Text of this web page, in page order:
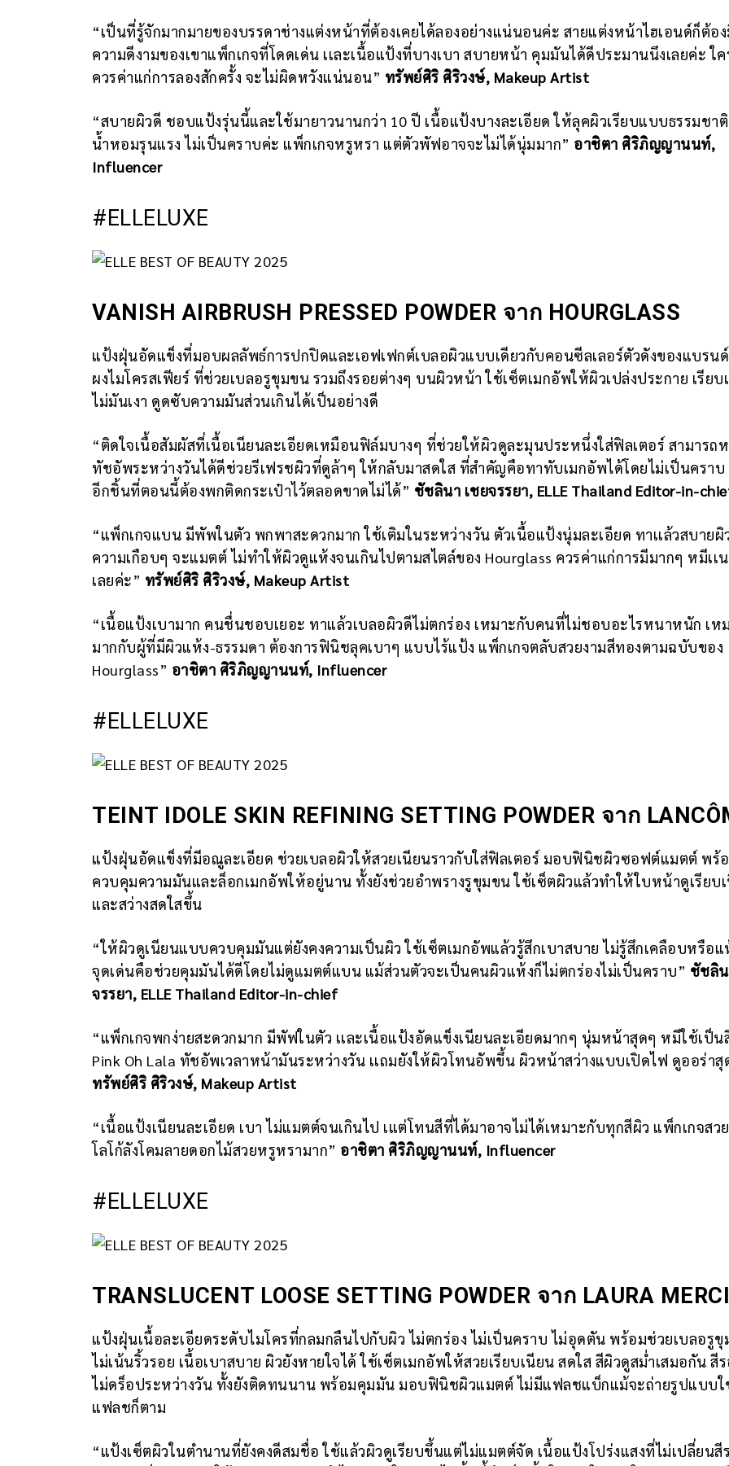
“เป็นที่รู้จักมากมายของบรรดาช่างแต่งหน้าที่ต้องเคยได้ลองอย่างแน่นอนค่ะ สายแต่งหน้าไฮเอนด์ก็ต้อ
ความดีงามของเขาแพ็กเกจที่โดดเด่น เเละเนื้อแป้งที่บางเบา สบายหน้า คุมมันได้ดีประมานนึงเลยค่ะ ใค
ควรค่าแก่การลองสักครั้ง จะไม่ผิดหวังแน่นอน” ทรัพย์ศิริ ศิริวงษ์, Makeup Artist
“สบายผิวดี ชอบแป้งรุ่นนี้และใช้มายาวนานกว่า 10 ปี เนื้อแป้งบางละเอียด ให้ลุคผิวเรียบแบบธรรมชา
น้ำหอมรุนแรง ไม่เป็นคราบค่ะ แพ็กเกจหรูหรา แต่ตัวพัฟอาจจะไม่ได้นุ่มมาก” อาชิตา ศิริภิญญานนท์,
Influencer
#ELLELUXE
VANISH AIRBRUSH PRESSED POWDER จาก HOURGLASS
แป้งฝุ่นอัดแข็งที่มอบผลลัพธ์การปกปิดและเอฟเฟกต์เบลอผิวแบบเดียวกับคอนซีลเลอร์ตัวดังของแบรน
ผงไมโครสเฟียร์ ที่ช่วยเบลอรูขุมขน รวมถึงรอยต่างๆ บนผิวหน้า ใช้เซ็ตเมกอัพให้ผิวเปล่งประกาย เรียบ
ไม่มันเงา ดูดซับความมันส่วนเกินได้เป็นอย่างดี
“ติดใจเนื้อสัมผัสที่เนื้อเนียนละเอียดเหมือนฟิล์มบางๆ ที่ช่วยให้ผิวดูละมุนประหนึ่งใส่ฟิลเตอร์ สามารถ
ทัชอัพระหว่างวันได้ดีช่วยรีเฟรชผิวที่ดูล้าๆ ให้กลับมาสดใส ที่สำคัญคือทาทับเมกอัพได้โดยไม่เป็นคราบ
อีกชิ้นที่ตอนนี้ต้องพกติดกระเป๋าไว้ตลอดขาดไม่ได้” ชัชลินา เชยจรรยา, ELLE Thailand Editor-in-
“แพ็กเกจแบน มีพัพในตัว พกพาสะดวกมาก ใช้เติมในระหว่างวัน ตัวเนื้อแป้งนุ่มละเอียด ทาเเล้วสบายผิ
ความเกือบๆ จะแมตต์ ไม่ทำให้ผิวดูแห้งจนเกินไปตามสไตล์ของ Hourglass ควรค่าแก่การมีมากๆ หมีเเ
เลยค่ะ” ทรัพย์ศิริ ศิริวงษ์, Makeup Artist
“เนื้อแป้งเบามาก คนชื่นชอบเยอะ ทาแล้วเบลอผิวดีไม่ตกร่อง เหมาะกับคนที่ไม่ชอบอะไรหนาหนัก เห
มากกับผู้ที่มีผิวแห้ง-ธรรมดา ต้องการฟินิชลุคเบาๆ แบบไร้แป้ง แพ็กเกจตลับสวยงามสีทองตามฉบับของ
Hourglass” อาชิตา ศิริภิญญานนท์, Influencer
#ELLELUXE
TEINT IDOLE SKIN REFINING SETTING POWDER จาก
แป้งฝุ่นอัดแข็งที่มีอณูละเอียด ช่วยเบลอผิวให้สวยเนียนราวกับใส่ฟิลเตอร์ มอบฟินิชผิวซอฟต์แมตต์ พร้
ควบคุมความมันและล็อกเมกอัพให้อยู่นาน ทั้งยังช่วยอำพรางรูขุมขน ใช้เซ็ตผิวแล้วทำให้ใบหน้าดูเรียบ
และสว่างสดใสขึ้น
“ให้ผิวดูเนียนแบบควบคุมมันแต่ยังคงความเป็นผิว ใช้เซ็ตเมกอัพแล้วรู้สึกเบาสบาย ไม่รู้สึกเคลือบหรือแ
จุดเด่นคือช่วยคุมมันได้ดีโดยไม่ดูแมตต์แบน แม้ส่วนตัวจะเป็นคนผิวแห้งก็ไม่ตกร่องไม่เป็นคราบ” ชัชลิ
จรรยา, ELLE Thailand Editor-in-chief
“แพ็กเกจพกง่ายสะดวกมาก มีพัฟในตัว เเละเนื้อแป้งอัดแข็งเนียนละเอียดมากๆ นุ่มหน้าสุดๆ หมีใช้เป็น
Pink Oh Lala ทัชอัพเวลาหน้ามันระหว่างวัน เเถมยังให้ผิวโทนอัพขึ้น ผิวหน้าสว่างแบบเปิดไฟ ดูออร่าสุ
ทรัพย์ศิริ ศิริวงษ์, Makeup Artist
“เนื้อแป้งเนียนละเอียด เบา ไม่แมตต์จนเกินไป เแต่โทนสีที่ได้มาอาจไม่ได้เหมาะกับทุกสีผิว แพ็กเกจสว
โลโก้ลังโคมลายดอกไม้สวยหรูหรามาก” อาชิตา ศิริภิญญานนท์, Influencer
#ELLELUXE
TRANSLUCENT LOOSE SETTING POWDER จาก LAURA
แป้งฝุ่นเนื้อละเอียดระดับไมโครที่กลมกลืนไปกับผิว ไม่ตกร่อง ไม่เป็นคราบ ไม่อุดตัน พร้อมช่วยเบลอรู
ไม่เน้นริ้วรอย เนื้อเบาสบาย ผิวยังหายใจได้ ใช้เซ็ตเมกอัพให้สวยเรียบเนียน สดใส สีผิวดูสม่ำเสมอกัน สี
ไม่ดร็อประหว่างวัน ทั้งยังติดทนนาน พร้อมคุมมัน มอบฟินิชผิวแมตต์ ไม่มีแฟลชแบ็กแม้จะถ่ายรูปแบบใ
แฟลชก็ตาม
“แป้งเซ็ตผิวในตำนานที่ยังคงดีสมชื่อ ใช้แล้วผิวดูเรียบขึ้นแต่ไม่แมตต์จัด เนื้อแป้งโปร่งแสงที่ไม่เปลี่ยนสี